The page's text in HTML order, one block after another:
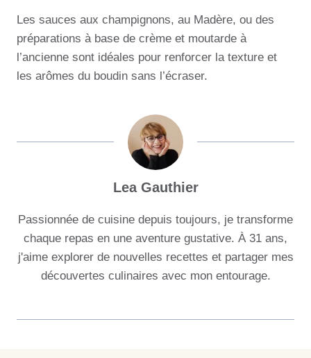
Les sauces aux champignons, au Madère, ou des
préparations à base de crème et moutarde à
l’ancienne sont idéales pour renforcer la texture et
les arômes du boudin sans l’écraser.
Lea Gauthier
Passionnée de cuisine depuis toujours, je transforme
chaque repas en une aventure gustative. À 31 ans,
j'aime explorer de nouvelles recettes et partager mes
découvertes culinaires avec mon entourage.